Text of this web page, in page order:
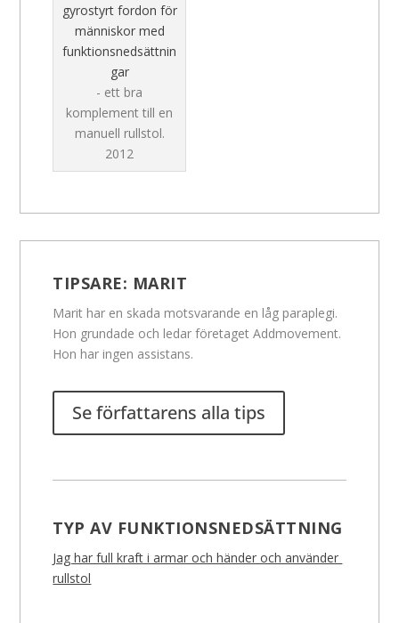
gyrostyrt fordon för
människor med
funktionsnedsättnin
gar
- ett bra
komplement till en
manuell rullstol.
2012
TIPSARE: MARIT
Marit har en skada motsvarande en låg paraplegi.
Hon grundade och ledar företaget Addmovement.
Hon har ingen assistans.
Se författarens alla tips
TYP AV FUNKTIONSNEDSÄTTNING
Jag har full kraft i armar och händer och använder
rullstol